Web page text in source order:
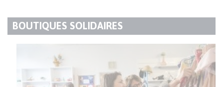
TITRE
PARAGRAPHE
BOUTIQUES SOLIDAIRES